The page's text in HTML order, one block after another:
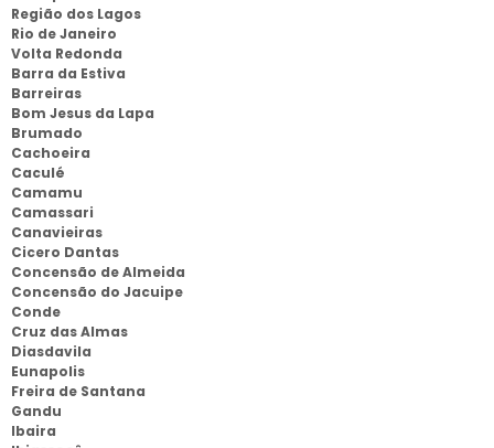
Região dos Lagos
Rio de Janeiro
Volta Redonda
Barra da Estiva
Barreiras
Bom Jesus da Lapa
Brumado
Cachoeira
Caculé
Camamu
Camassari
Canavieiras
Cicero Dantas
Concensão de Almeida
Concensão do Jacuipe
Conde
Cruz das Almas
Diasdavila
Eunapolis
Freira de Santana
Gandu
Ibaira